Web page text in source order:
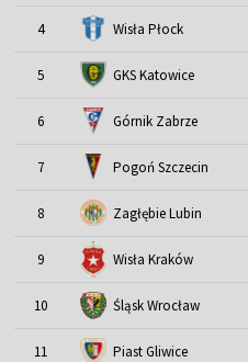
4 Wisła Płock
5 GKS Katowice
6 Górnik Zabrze
7 Pogoń Szczecin
8 Zagłębie Lubin
9 Wisła Kraków
10 Śląsk Wrocław
11 Piast Gliwice